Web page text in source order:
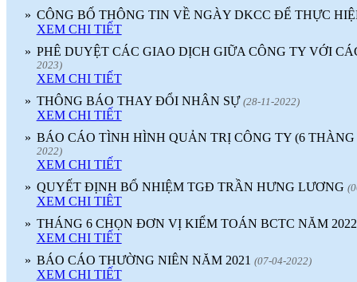
» CÔNG BỐ THÔNG TIN VỀ NGÀY DKCC ĐỂ THỰC
XEM CHI TIẾT
» PHÊ DUYỆT CÁC GIAO DỊCH GIỮA CÔNG TY VỚI
2023)
XEM CHI TIẾT
» THÔNG BÁO THAY ĐỔI NHÂN SỰ (28-11-2022)
XEM CHI TIẾT
» BÁO CÁO TÌNH HÌNH QUẢN TRỊ CÔNG TY (6
2022)
XEM CHI TIẾT
» QUYẾT ĐỊNH BỔ NHIỆM TGĐ TRẦN HƯNG LƯƠNG
XEM CHI TIÊT
» THÁNG 6 CHỌN ĐƠN VỊ KIỂM TOÁN BCTC NĂM 2022
XEM CHI TIẾT
» BÁO CÁO THƯỜNG NIÊN NĂM 2021 (07-04-2022)
XEM CHI TIẾT